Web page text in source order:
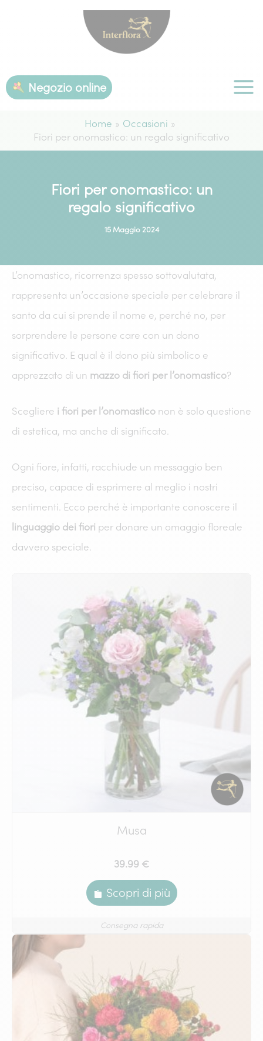
Negozio online
Home
Occasioni
Fiori per onomastico: un regalo significativo
Fiori per onomastico: un
regalo significativo
15 Maggio 2024
L’onomastico, ricorrenza spesso sottovalutata,
rappresenta un’occasione speciale per celebrare il
santo da cui si prende il nome e, perché no, per
sorprendere le persone care con un dono
significativo. E qual è il dono più simbolico e
apprezzato di un mazzo di fiori per l’onomastico?
Scegliere i fiori per l’onomastico non è solo questione
di estetica, ma anche di significato.
Ogni fiore, infatti, racchiude un messaggio ben
preciso, capace di esprimere al meglio i nostri
sentimenti. Ecco perché è importante conoscere il
linguaggio dei fiori per donare un omaggio floreale
davvero speciale.
Musa
39.99 €
Scopri di più
Consegna rapida